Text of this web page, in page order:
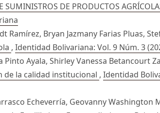
DE PRODUCTOS
Bryan Jazmany Farias Pluas,
,Identidad Bolivariana: Vol. 9 Núm. 3
Ayala, Shirley Vanessa Betancourt
la calidad institucional ,Identidad
Echeverría, Geovanny Washington